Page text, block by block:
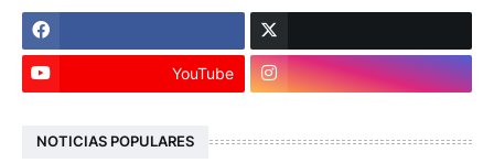
YouTube
NOTICIAS POPULARES